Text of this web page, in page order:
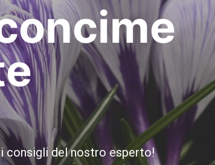
consigli del nostro esperto!